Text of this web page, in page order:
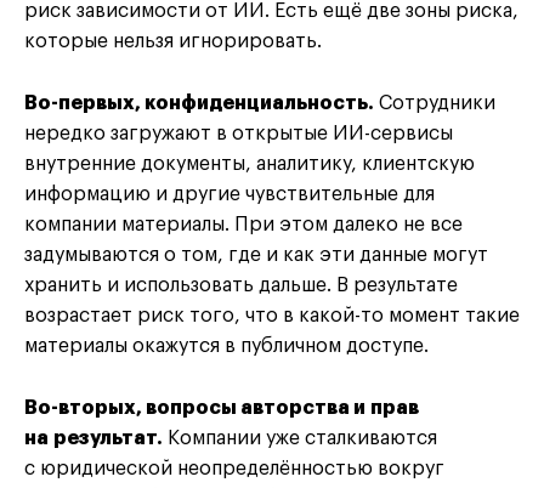
риск зависимости от ИИ. Есть ещё две зоны риска,
которые нельзя игнорировать.
Во-первых, конфиденциальность. Сотрудники
нередко загружают в открытые ИИ-сервисы
внутренние документы, аналитику, клиентскую
информацию и другие чувствительные для
компании материалы. При этом далеко не все
задумываются о том, где и как эти данные могут
хранить и использовать дальше. В результате
возрастает риск того, что в какой-то момент такие
материалы окажутся в публичном доступе.
Во-вторых, вопросы авторства и прав
на результат. Компании уже сталкиваются
с юридической неопределённостью вокруг